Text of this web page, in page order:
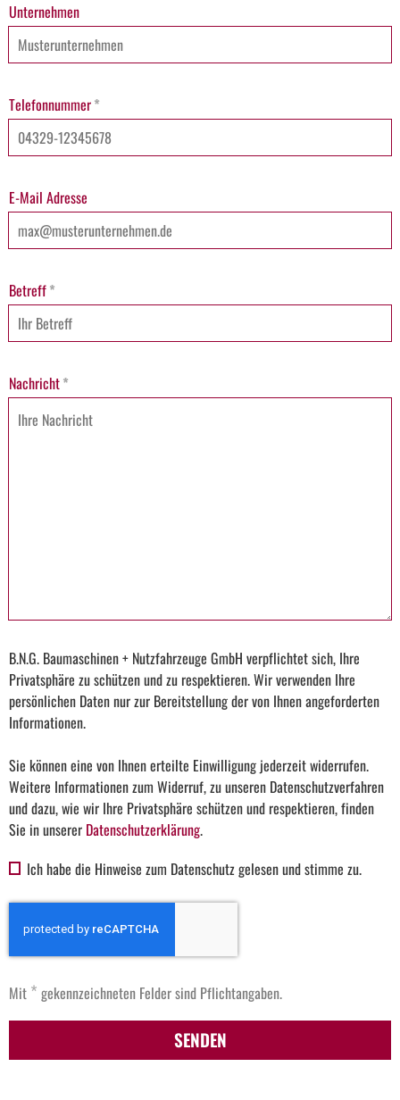
Unternehmen
Telefonnummer*
E-Mail Adresse
Betreff*
Nachricht*
B.N.G. Baumaschinen + Nutzfahrzeuge GmbH verpflichtet sich, Ihre
Privatsphäre zu schützen und zu respektieren. Wir verwenden Ihre
persönlichen Daten nur zur Bereitstellung der von Ihnen angeforderten
Informationen.
Sie können eine von Ihnen erteilte Einwilligung jederzeit widerrufen.
Weitere Informationen zum Widerruf, zu unseren Datenschutzverfahren
und dazu, wie wir Ihre Privatsphäre schützen und respektieren, finden
Sie in unserer Datenschutzerklärung.
Ich habe die Hinweise zum Datenschutz gelesen und stimme zu.
Mit * gekennzeichneten Felder sind Pflichtangaben.
SENDEN